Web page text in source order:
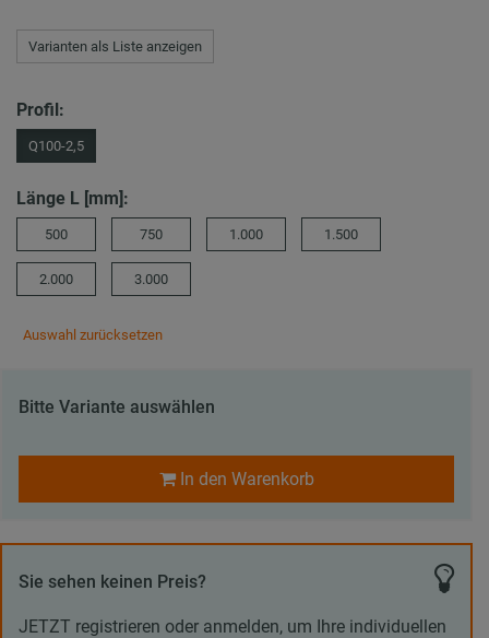
Varianten als Liste anzeigen
Profil:
Q100-2,5
Länge L [mm]:
500 750 1.000 1.500
2.000 3.000
Auswahl zurücksetzen
Bitte Variante auswählen
In den Warenkorb
Sie sehen keinen Preis?
JETZT registrieren oder anmelden, um Ihre individuellen